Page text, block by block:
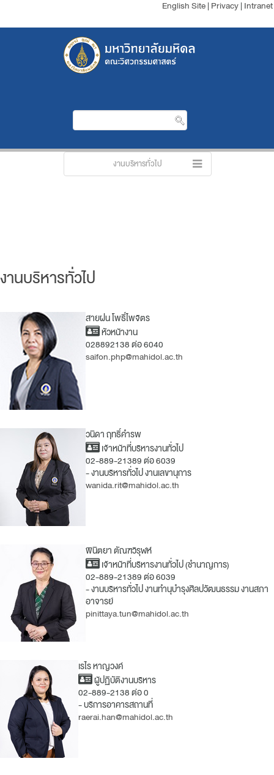
English Site| Privacy| Intranet
งานบริหารทั่วไป
งานบริหารทั่วไป
สายฝน โพธิ์ไพจิตร
หัวหน้างาน
028892138 ต่อ 6040
saifon.php@mahidol.ac.th
วนิดา ฤทธิ์คำรพ
เจ้าหน้าที่บริหารงานทั่วไป
02-889-21389 ต่อ 6039
- งานบริหารทั่วไป งานเลขานุการ
wanida.rit@mahidol.ac.th
พินิตยา ตัณฑวิรุฬห์
เจ้าหน้าที่บริหารงานทั่วไป (ชำนาญการ)
02-889-21389 ต่อ 6039
- งานบริหารทั่วไป งานทำนุบำรุงศิลปวัฒนธรรม งานสภา
อาจารย์
pinittaya.tun@mahidol.ac.th
เรไร หาญวงค์
ผู้ปฏิบัติงานบริหาร
02-889-2138 ต่อ 0
- บริการอาคารสถานที่
raerai.han@mahidol.ac.th